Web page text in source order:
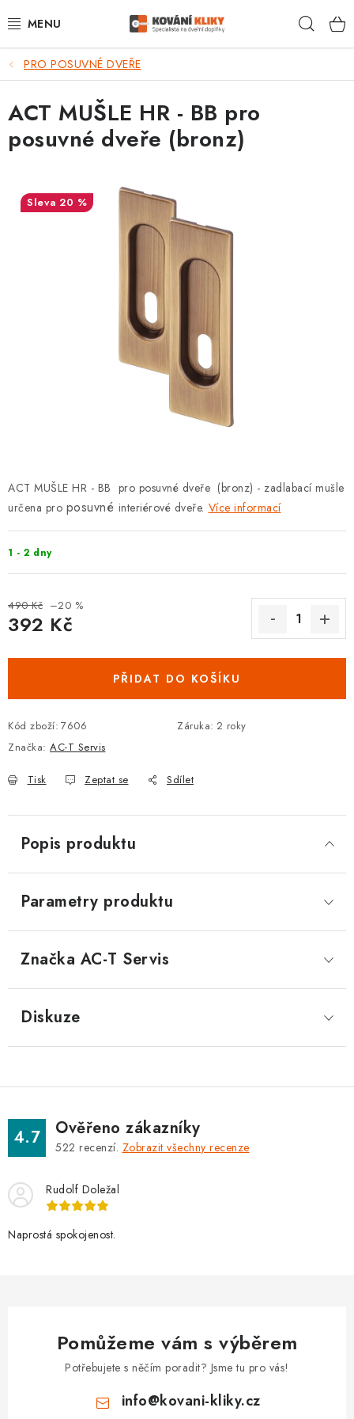
na
VÝPRODEJ - TOP AKCE
BLOG
UŽITEČNÉ RADY
VRÁCENÍ ZBOŽÍ
KOVÁNÍ A KLIKY
CYLINDRICKÉ VLOŽKY
VISACÍ ZÁMKY
SPECIÁLNÍ KOVÁNÍ
DOPLŇKY KE DVEŘÍM
POKLADNIČKY NA ZÁMEK
SCHRÁNKY NA KLÍČE
TREZORY
Kontakt O nás
Oboroví ODBORNÍCI
Doporučujeme
PRO POSUVNÉ DVEŘE
ACT MUŠLE HR - BB pro posuvné dveře (bronz) - zadlabací mušle
určena pro posuvné interiérové dveře. Více informací
1 - 2 dny
490 Kč –20 %
392 Kč
PŘIDAT DO KOŠÍKU
Kód zboží: 7606 Záruka: 2 roky
Značka: AC-T Servis
Tisk Zeptat se Sdílet
ACT MUŠLE HR - BB pro
posuvné dveře (bronz)
20 %
Popis produktu
Parametry produktu
Značka AC-T Servis
Diskuze
4.7 Ověřeno zákazníky
522 recenzí. Zobrazit všechny recenze
Rudolf Doležal
Naprostá spokojenost.
Pomůžeme vám s výběrem
Potřebujete s něčím poradit? Jsme tu pro vás!
info@kovani-kliky.cz